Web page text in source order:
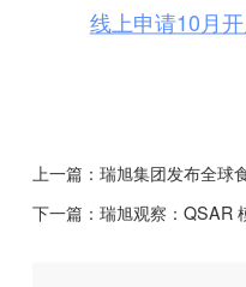
线上申请10月
上一篇： 瑞旭集团发布全球食品接
下一篇： 瑞旭观察：QSAR